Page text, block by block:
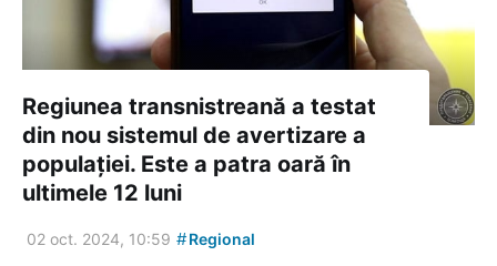
Regiunea transnistreană a testat
din nou sistemul de avertizare a
populației. Este a patra oară în
ultimele 12 luni
02 oct. 2024, 10:59 #Regional